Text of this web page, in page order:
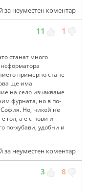
за неуместен коментар
11 1
станат много
примерно стане
ще има
на село изчакваме
фурната, но в по-
Но, никой не
гол, а е с нови и
по-хубави, удобни и
за неуместен коментар
3 8